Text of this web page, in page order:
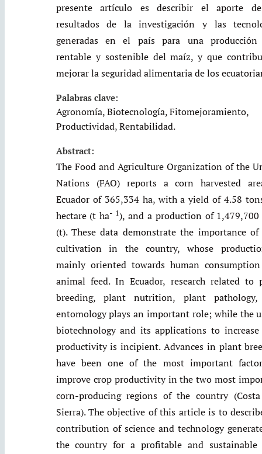
presente artículo es describir el aporte
resultados de la investigación y las
generadas en el país para una producción
rentable y sostenible del maíz, y que
mejorar la seguridad alimentaria de los
Palabras clave:
Agronomía, Biotecnología, Fitomejoramiento,
Productividad, Rentabilidad.
Abstract:
The Food and Agriculture Organization of the
Nations (FAO) reports a corn harvested
Ecuador of 365,334 ha, with a yield of 4.58
hectare (t ha- 1), and a production of
(t). These data demonstrate the importance of
cultivation in the country, whose
mainly oriented towards human
animal feed. In Ecuador, research related to
breeding, plant nutrition, plant
entomology plays an important role; while the
biotechnology and its applications to increase
productivity is incipient. Advances in plant
have been one of the most important
improve crop productivity in the two most
corn-producing regions of the country
Sierra). The objective of this article is to
contribution of science and technology
the country for a profitable and sustainable